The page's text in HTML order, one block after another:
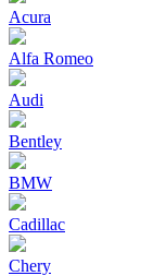
Acura
Alfa Romeo
Audi
Bentley
BMW
Cadillac
Chery